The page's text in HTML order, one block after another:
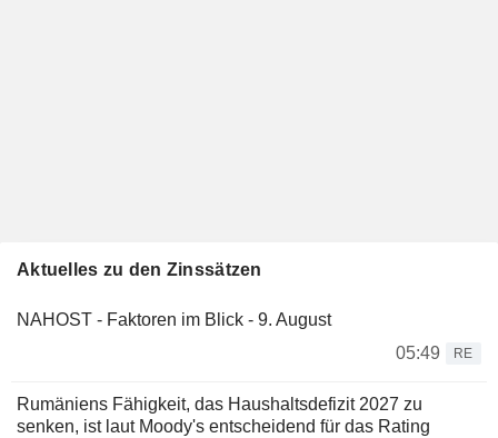
Aktuelles zu den Zinssätzen
NAHOST - Faktoren im Blick - 9. August
05:49
RE
Rumäniens Fähigkeit, das Haushaltsdefizit 2027 zu
senken, ist laut Moody's entscheidend für das Rating